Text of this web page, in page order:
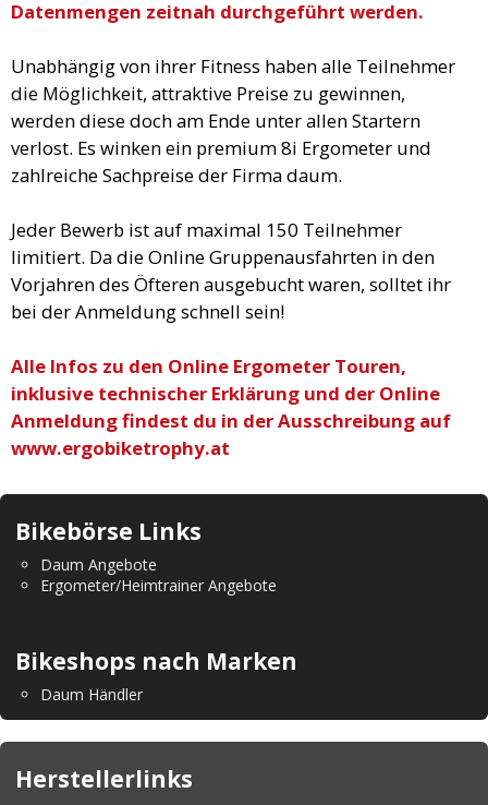
Datenmengen zeitnah durchgeführt werden.
Unabhängig von ihrer Fitness haben alle Teilnehmer
die Möglichkeit, attraktive Preise zu gewinnen,
werden diese doch am Ende unter allen Startern
verlost. Es winken ein premium 8i Ergometer und
zahlreiche Sachpreise der Firma daum.
Jeder Bewerb ist auf maximal 150 Teilnehmer
limitiert. Da die Online Gruppenausfahrten in den
Vorjahren des Öfteren ausgebucht waren, solltet ihr
bei der Anmeldung schnell sein!
Alle Infos zu den Online Ergometer Touren,
inklusive technischer Erklärung und der Online
Anmeldung findest du in der Ausschreibung auf
www.ergobiketrophy.at
Bikebörse Links
Daum Angebote
Ergometer/Heimtrainer Angebote
Bikeshops nach Marken
Daum Händler
Herstellerlinks